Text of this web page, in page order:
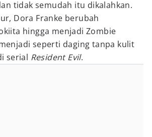
tidak semudah itu dikalahkan.
Dora Franke berubah
hingga menjadi Zombie
seperti daging tanpa kulit
serial Resident Evil.